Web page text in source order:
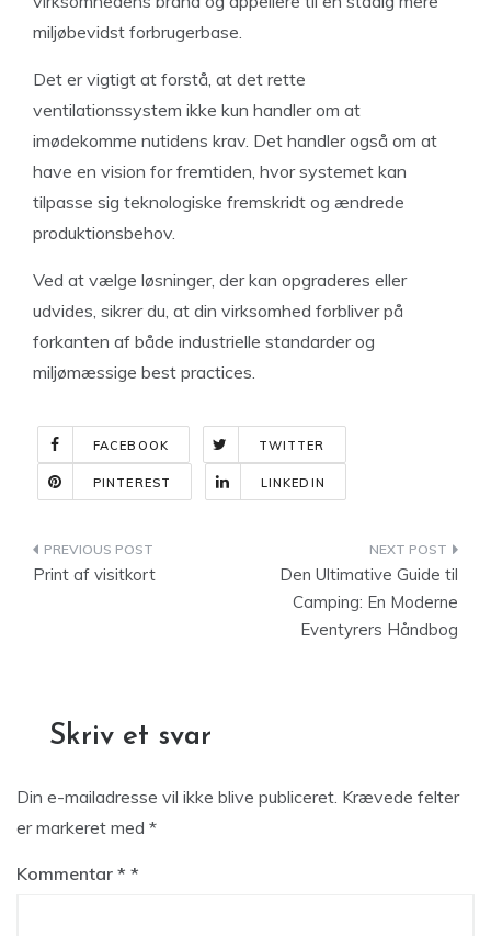
miljøbevidst forbrugerbase.
Det er vigtigt at forstå, at det rette
ventilationssystem ikke kun handler om at
imødekomme nutidens krav. Det handler også om at
have en vision for fremtiden, hvor systemet kan
tilpasse sig teknologiske fremskridt og ændrede
produktionsbehov.
Ved at vælge løsninger, der kan opgraderes eller
udvides, sikrer du, at din virksomhed forbliver på
forkanten af både industrielle standarder og
miljømæssige best practices.
FACEBOOK TWITTER
PINTEREST LINKEDIN
Indlægsnavigation
Print af visitkort
Den Ultimative Guide til
Camping: En Moderne
Eventyrers Håndbog
Skriv et svar
Din e-mailadresse vil ikke blive publiceret. Krævede felter
er markeret med *
Kommentar *